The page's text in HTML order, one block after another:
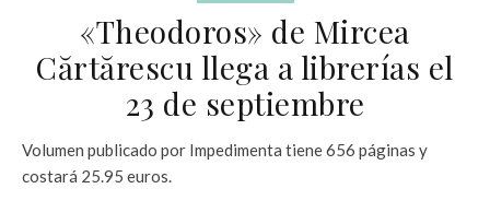
«Theodoros» de Mircea
Cărtărescu llega a librerías el
23 de septiembre
Volumen publicado por Impedimenta tiene 656 páginas y
costará 25.95 euros.